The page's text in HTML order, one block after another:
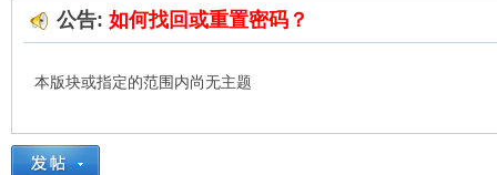
公告: 如何找回或重置密码？
本版块或指定的范围内尚无主题